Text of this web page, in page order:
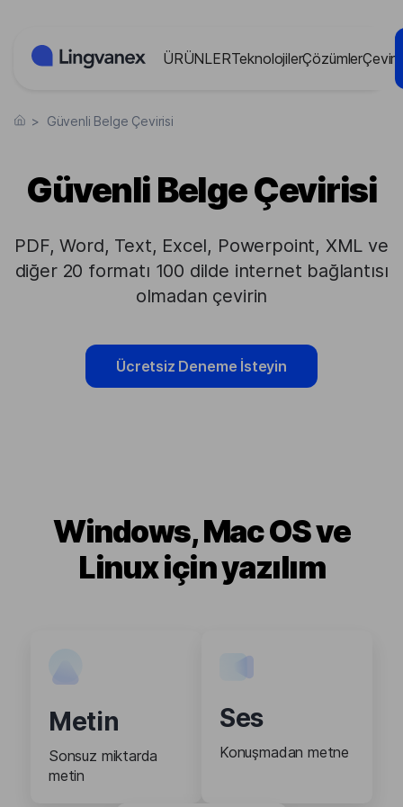
ÜRÜNLERTeknolojilerÇözümlerÇevir
> Güvenli Belge Çevirisi
Güvenli Belge Çevirisi
PDF, Word, Text, Excel, Powerpoint, XML ve
diğer 20 formatı 100 dilde internet bağlantısı
olmadan çevirin
Ücretsiz Deneme İsteyin
Windows, Mac OS ve
Linux için yazılım
Metin
Sonsuz miktarda
metin
Ses
Konuşmadan metne